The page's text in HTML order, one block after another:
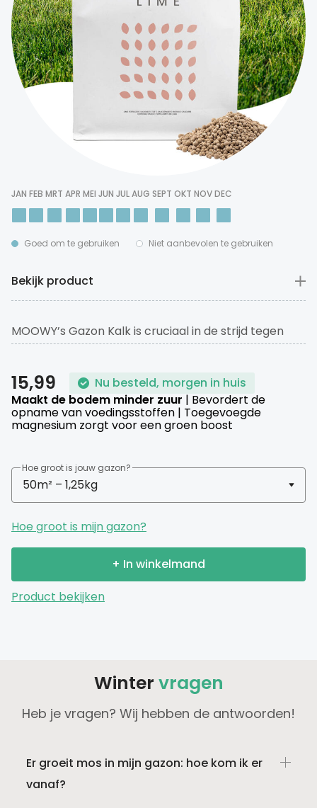
JAN FEB MRT APR MEI JUN JULAUG SEPT OKT NOVDEC
Goed om te gebruiken Niet aanbevolen te gebruiken
Bekijk product
MOOWY’s Gazon Kalk is cruciaal in de strijd tegen
mos. Dit product maakt uw bodem minder zuur en
efficiënter kan opnemen. We raden aan om Gazon
Kalk één of twee keer per jaar te gebruiken voor
maximale impact, afhankelijk van jouw zuurgraad.
15,99
Nu besteld, morgen in huis
Maakt de bodem minder zuur | Bevordert de
opname van voedingsstoffen | Toegevoegde
magnesium zorgt voor een groen boost
Hoe groot is jouw gazon?
Hoe groot is mijn gazon?
+ In winkelmand
Product bekijken
Winter vragen
Heb je vragen? Wij hebben de antwoorden!
Er groeit mos in mijn gazon: hoe kom ik er
vanaf?